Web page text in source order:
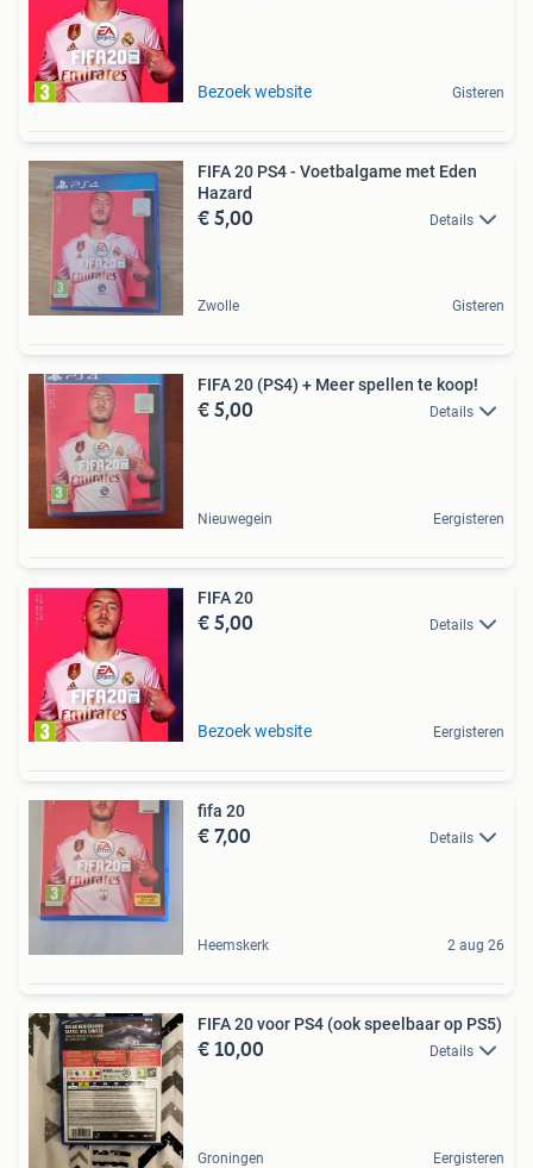
Bezoek website Gisteren
FIFA 20 PS4 - Voetbalgame met Eden
Hazard
€ 5,00 Details
Zwolle Gisteren
FIFA 20 (PS4) + Meer spellen te koop!
€ 5,00 Details
Nieuwegein Eergisteren
FIFA 20
€ 5,00 Details
Bezoek website Eergisteren
fifa 20
€ 7,00 Details
Heemskerk 2 aug 26
FIFA 20 voor PS4 (ook speelbaar op PS5)
€ 10,00 Details
Groningen Eergisteren